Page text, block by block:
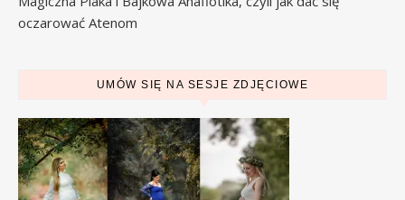
oczarować Atenom
UMÓW SIĘ NA SESJE ZDJĘCIOWE